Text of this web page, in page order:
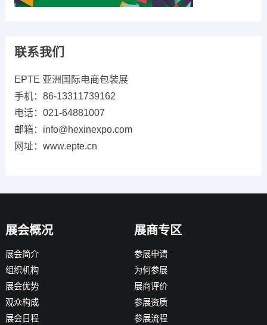
联系我们
EPTE 亚洲国际电商包装展
手机：86-13311739162
电话：021-64881007
邮箱：info@hexinexpo.com
网址：www.epte.cn
展会概况
展会简介
组织机构
展会优势
观众构成
展会日程
展商专区
参展申请
为何参展
展商评价
参展资质
参展流程